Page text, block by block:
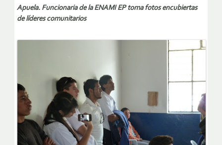
Apuela. Funcionaria de la ENAMI EP toma fotos encubiertas
de líderes comunitarios